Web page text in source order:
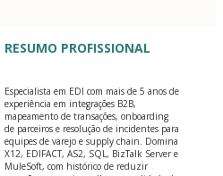
RESUMO PROFISSIONAL
Especialista em EDI com mais de 5 anos de
experiência em integrações B2B,
mapeamento de transações, onboarding
de parceiros e resolução de incidentes para
equipes de varejo e supply chain. Domina
X12, EDIFACT, AS2, SQL, BizTalk Server e
MuleSoft, com histórico de reduzir